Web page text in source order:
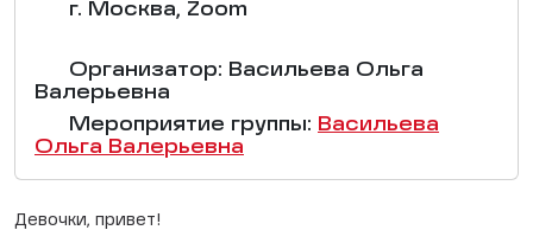
г. Москва, Zoom
Организатор: Васильева Ольга
Валерьевна
Мероприятие группы: Васильева
Ольга Валерьевна
Девочки, привет!